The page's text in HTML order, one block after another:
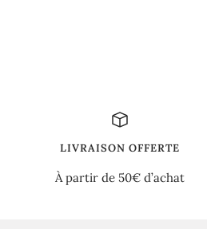
LIVRAISON OFFERTE
À partir de 50€ d’achat